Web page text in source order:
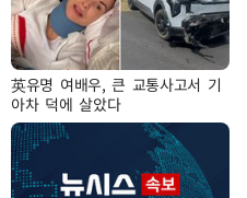
英유명 여배우, 큰 교통사고서 기
아차 덕에 살았다